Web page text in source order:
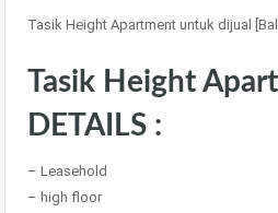
Tasik Height Apartment untuk dijual
Tasik Height
DETAILS :
– Leasehold
– high floor